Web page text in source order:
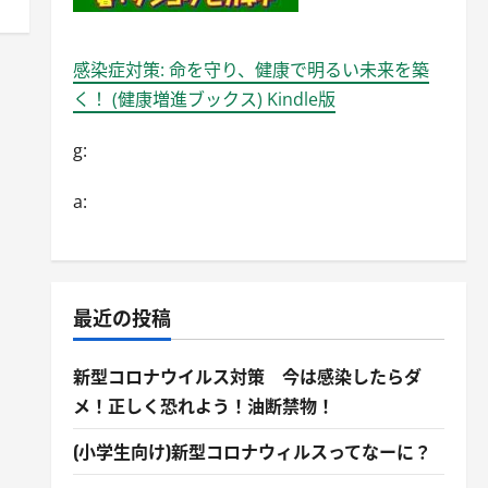
感染症対策: 命を守り、健康で明るい未来を築
く！ (健康増進ブックス) Kindle版
g:
a:
最近の投稿
新型コロナウイルス対策 今は感染したらダ
メ！正しく恐れよう！油断禁物！
(小学生向け)新型コロナウィルスってなーに？